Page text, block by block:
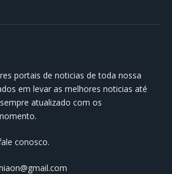
portais de noticias de toda nossa
em levar as melhores noticias até
atualizado com os
conosco.